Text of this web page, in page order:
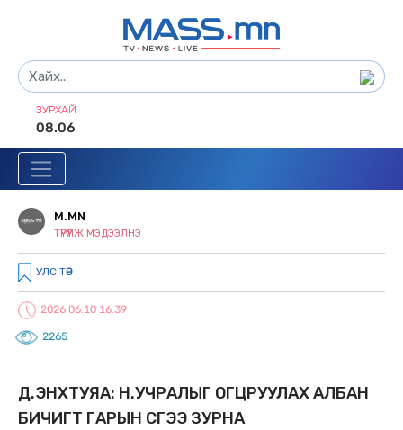
ЗУРХАЙ
08.06
M.MN
ТҮРҮҮЛЖ МЭДЭЭЛНЭ
УЛС ТӨР
2026.06.10 16:39
2265
Д.ЭНXТУЯА: Н.УЧРАЛЫГ ОГЦРУУЛАX АЛБАН
БИЧИГТ ГАРЫН ҮСГЭЭ ЗУРНА